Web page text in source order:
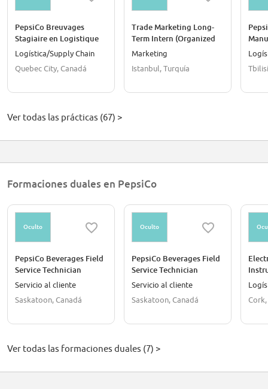
PepsiCo Breuvages
Stagiaire en Logistique
(Entrepôt)
Logística/Supply Chain
Quebec City, Canadá
Trade Marketing Long-
Term Intern (Organized
Trade / Full-Time)
Marketing
Istanbul, Turquía
Ver todas las prácticas (67) >
Formaciones duales en PepsiCo
Oculto
PepsiCo Beverages Field
Service Technician
(Saskatoon)
Servicio al cliente
Saskatoon, Canadá
Oculto
PepsiCo Beverages Field
Service Technician
(Saskatoon)
Servicio al cliente
Saskatoon, Canadá
Ver todas las formaciones duales (7) >